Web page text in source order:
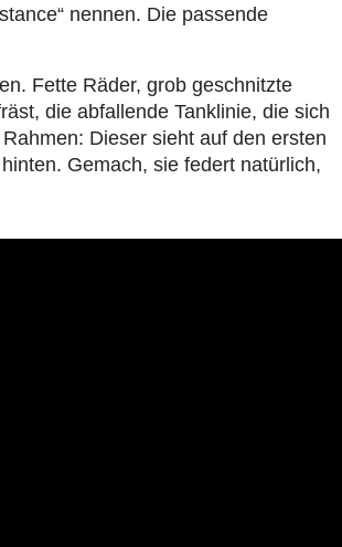
nennen. Die passende
Fette Räder, grob geschnitzte
die abfallende Tanklinie, die sich
Dieser sieht auf den ersten
Gemach, sie federt natürlich,